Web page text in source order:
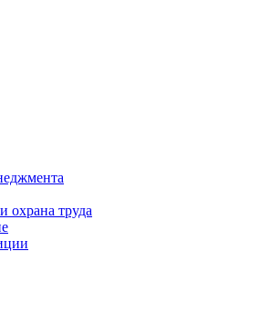
охрана труда